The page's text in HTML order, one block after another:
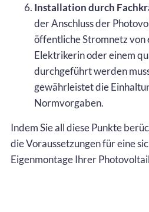
Installation durch
der Anschluss der
öffentliche Stromnetz
Elektrikerin oder einem
durchgeführt werden
gewährleistet die
Normvorgaben.
Indem Sie all diese Punkte
die Voraussetzungen für eine
Eigenmontage Ihrer